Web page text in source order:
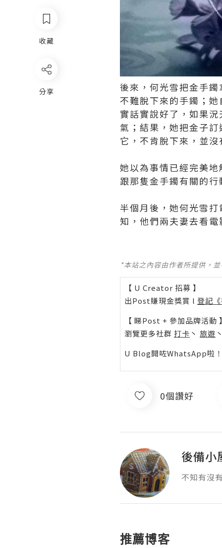
收藏
分享
後來，何光雪把金手
不難脫下來的手鐲；
實話實說好了，如果
氣；結果，她把金子
它，不肯脫下來，並
她以為事情已經完美
跟那隻金手鐲有關的
半個月後，她何光雪
知，他們兩夫妻去看
*本站之內容由作者所提供，
【 U Creator 招募 】
出Post賺現金獎賞 l 登記
【 睇Post + 參加品牌活動
瀏覽更多社群 打卡 丶 旅遊
U Blog開咗WhatsApp啦
0個讚好
後備小
不知有沒
推薦博客